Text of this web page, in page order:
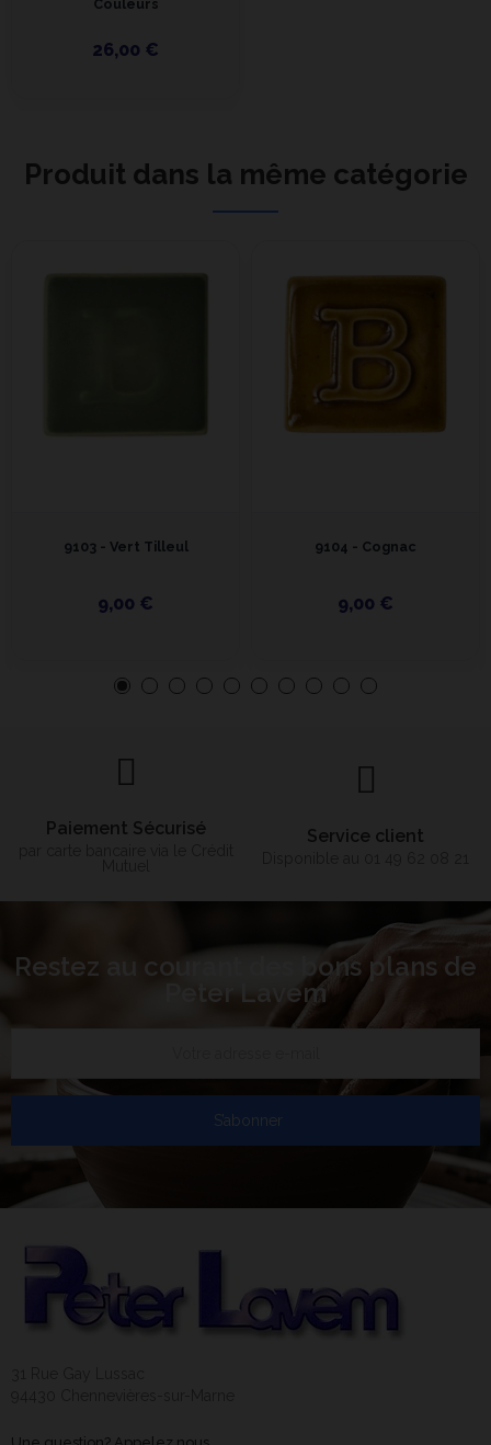
Couleurs
26,00 €
Produit dans la même catégorie
9103 - Vert Tilleul
9,00 €
9104 - Cognac
9,00 €
Paiement Sécurisé Service client
Restez au courant des bons plans de
Peter Lavem
S’abonner